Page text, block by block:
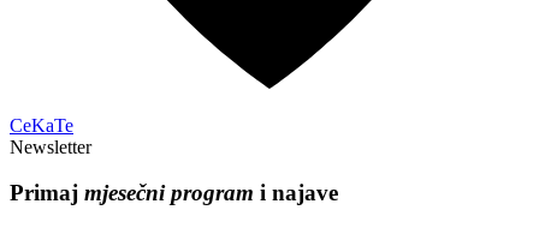
CeKaTe
Newsletter
Primaj mjesečni program i najave